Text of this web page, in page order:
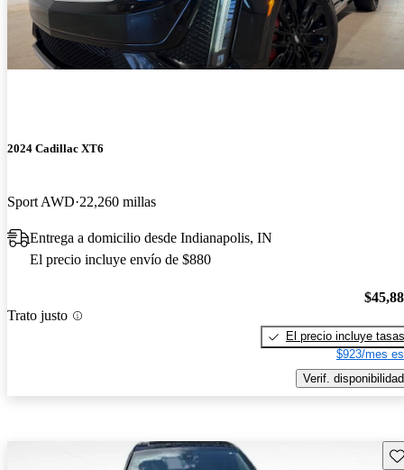
2024 Cadillac XT6
Sport AWD 22,260 millas
Entrega a domicilio desde Indianapolis, IN
El precio incluye envío de $880
Trato justo
El precio incluye tasas
$923/mes
Verif. disponibilidad